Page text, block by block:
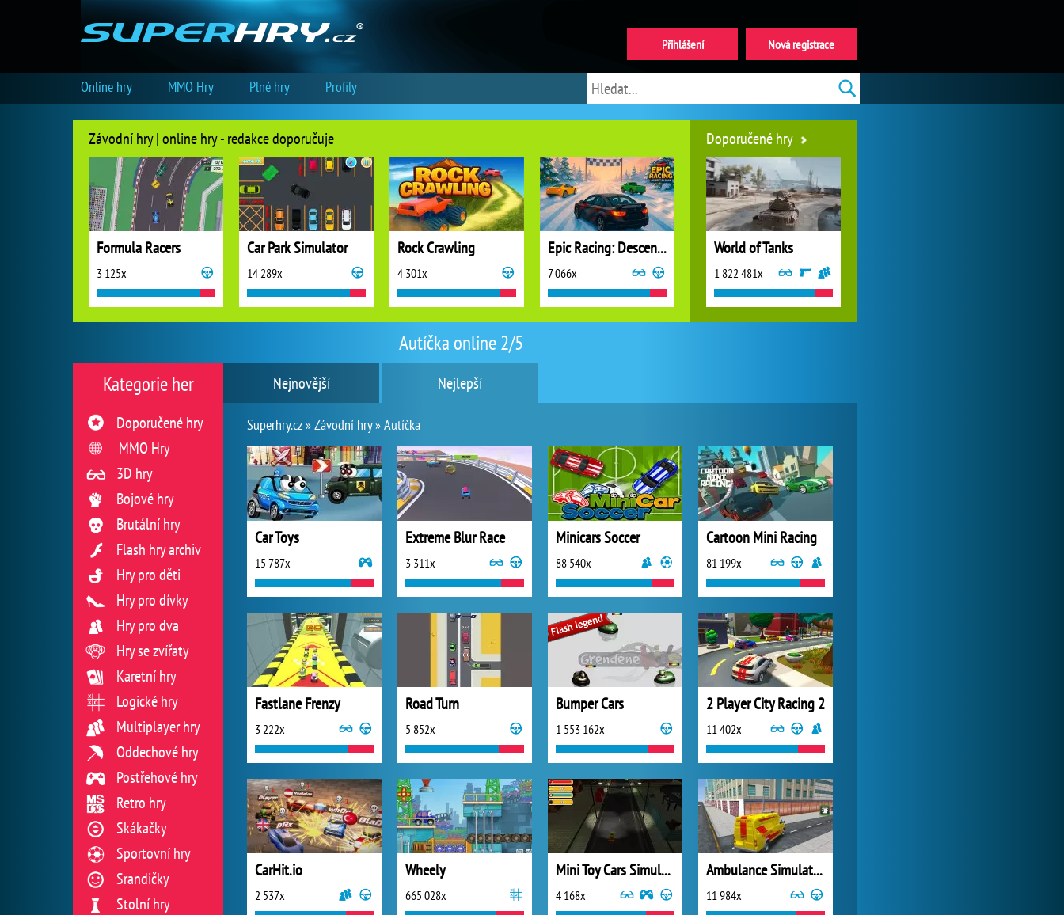
Autíčka online 2/5
Nejnovější Nejlepší
Superhry.cz »Závodní hry»Autíčka
Car Toys
15 787x
Extreme Blur Race
3 311x
Minicars Soccer
88 540x
Cartoon Mini Racing
81 199x
Fastlane Frenzy
3 222x
Road Turn
5 852x
Bumper Cars
1 553 162x
2 Player City Racing 2
11 402x
CarHit.io
2 537x
Wheely
665 028x
Mini Toy Cars Simulator
4 168x
Ambulance Simulators: Rescue Mission
11 984x
Kategorie her
Doporučené hry
MMO Hry
3D hry
Bojové hry
Brutální hry
Flash hry archiv
Hry pro děti
Hry pro dívky
Hry pro dva
Hry se zvířaty
Karetní hry
Logické hry
Multiplayer hry
Oddechové hry
Postřehové hry
Retro hry
Skákačky
Sportovní hry
Srandičky
Stolní hry
Závodní hry | online hry - redakce doporučuje
Formula Racers
3 125x
Car Park Simulator
14 289x
Rock Crawling
4 301x
Epic Racing: Descent on Cars
7 066x
Doporučené hry
World of Tanks
1 822 481x
Lady Popular
Zoo 2: Animal Park
Nová registrace
Přihlášení
Online hry MMO Hry Plné hry Profily